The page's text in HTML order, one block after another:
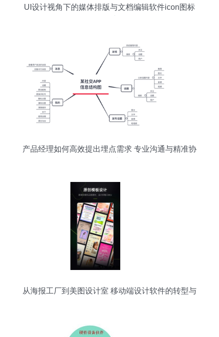
UI设计视角下的媒体排版与文档编辑软件icon图标
产品经理如何高效提出埋点需求 专业沟通与精准协
从海报工厂到美图设计室 移动端设计软件的转型与